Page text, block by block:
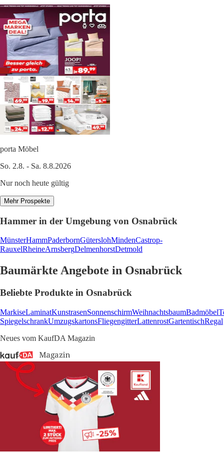
porta Möbel
So. 2.8. - Sa. 8.8.2026
Nur noch heute gültig
Mehr Prospekte
Hammer in der Umgebung von Osnabrück
MünsterHammPaderbornGüterslohMindenCastrop-
RauxelRheineArnsbergDelmenhorstDetmold
Baumärkte Angebote in Osnabrück
Beliebte Produkte in Osnabrück
MarkiseLaminatKunstrasenSonnenschirmWeihnachtsbaumBadmöbel
SpiegelschrankUmzugskartonsFliegengitterLattenrostGartentischRegal
Neues vom KaufDA Magazin